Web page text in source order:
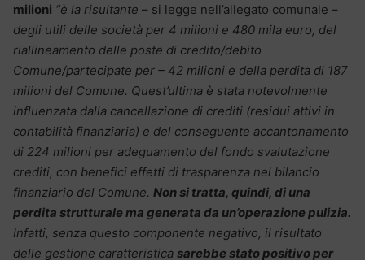
milioni “è la risultante – si legge nell’allegato comunale –
degli utili delle società per 4 milioni e 480 mila euro, del
riallineamento delle poste di credito/debito
Comune/partecipate per – 42 milioni e della perdita di 187
milioni del Comune. Quest’ultima è stata notevolmente
influenzata dalla cancellazione di crediti (residui attivi in
contabilità finanziaria) e del conseguente accantonamento
di 224 milioni per adeguamento del fondo svalutazione
crediti, con benefici effetti di trasparenza nel bilancio
finanziario del Comune. Non si tratta, quindi, di una
perdita strutturale ma generata da un’operazione pulizia.
Infatti, senza questo componente negativo, il risultato
delle gestione caratteristica sarebbe stato positivo per